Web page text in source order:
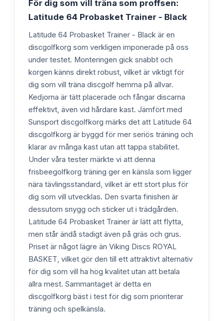
För dig som vill träna som proffsen:
Latitude 64 Probasket Trainer - Black
Latitude 64 Probasket Trainer - Black är en
discgolfkorg som verkligen imponerade på oss
under testet. Monteringen gick snabbt och
korgen känns direkt robust, vilket är viktigt för
dig som vill träna discgolf hemma på allvar.
Kedjorna är tätt placerade och fångar discarna
effektivt, även vid hårdare kast. Jämfört med
Sunsport discgolfkorg märks det att Latitude 64
discgolfkorg är byggd för mer seriös träning och
klarar av många kast utan att tappa stabilitet.
Under våra tester märkte vi att denna
frisbeegolfkorg träning ger en känsla som ligger
nära tävlingsstandard, vilket är ett stort plus för
dig som vill utvecklas. Den svarta finishen är
dessutom snygg och sticker ut i trädgården.
Latitude 64 Probasket Trainer är lätt att flytta,
men står ändå stadigt även på gräs och grus.
Priset är något lägre än Viking Discs ROYAL
BASKET, vilket gör den till ett attraktivt alternativ
för dig som vill ha hög kvalitet utan att betala
allra mest. Sammantaget är detta en
discgolfkorg bäst i test för dig som prioriterar
träning och spelkänsla.